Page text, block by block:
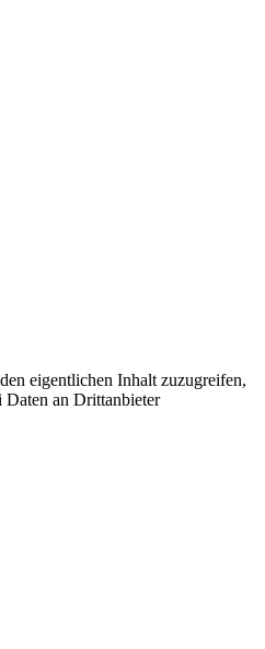
eigentlichen Inhalt zuzugreifen,
Daten an Drittanbieter